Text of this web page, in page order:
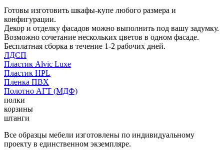
Готовы изготовить шкафы-купе любого размера и
конфигурации.
Декор и отделку фасадов можно выполнить под вашу задумку.
Возможно сочетание нескольких цветов в одном фасаде.
Бесплатная сборка в течение 1-2 рабочих дней.
ЛДСП
Пластик Alvic Luxe
Пластик HPL
Пленка ПВХ
Полотно АГТ (МДФ)
полки
корзины
штанги
Все образцы мебели изготовлены по индивидуальному
проекту в единственном экземпляре.